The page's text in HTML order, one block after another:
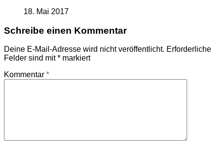
18. Mai 2017
Schreibe einen Kommentar
Deine E-Mail-Adresse wird nicht veröffentlicht. Erforderliche
Felder sind mit* markiert
Kommentar *